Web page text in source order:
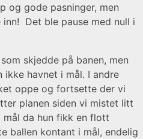
og gode pasninger, men
Det ble pause med null i
skjedde på banen, men
havnet i mål. I andre
oppe og fortsette der vi
planen siden vi mistet litt
da hun fikk en flott
ballen kontant i mål, endelig